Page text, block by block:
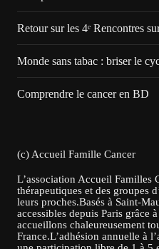
Retour sur les 4ᵉ Rencontres
Monde sans tabac : briser le
Comprendre le cancer en BD
(c) Accueil Famille Cancer
L’association Accueil Familles
thérapeutiques et des groupes
leurs proches.Basés à Saint-
accessibles depuis Paris grâce
accueillons chaleureusement
France.L’adhésion annuelle à